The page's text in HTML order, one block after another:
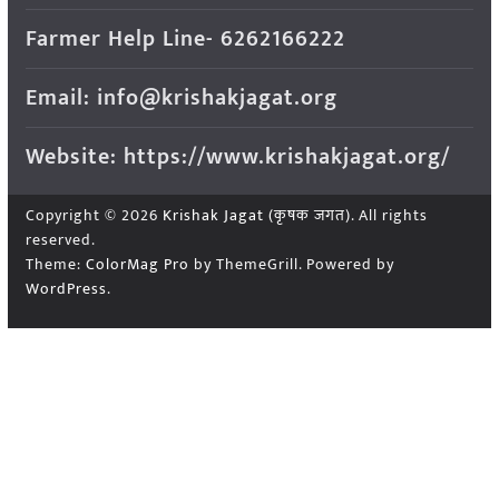
Farmer Help Line- 6262166222
Email: info@krishakjagat.org
Website: https://www.krishakjagat.org/
Copyright © 2026 Krishak Jagat (कृषक जगत). All rights
reserved.
Theme: ColorMag Pro by ThemeGrill. Powered by
WordPress.